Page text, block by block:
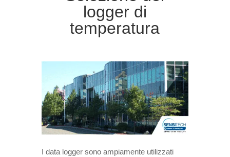
logger di
temperatura
I data logger sono ampiamente utilizzati